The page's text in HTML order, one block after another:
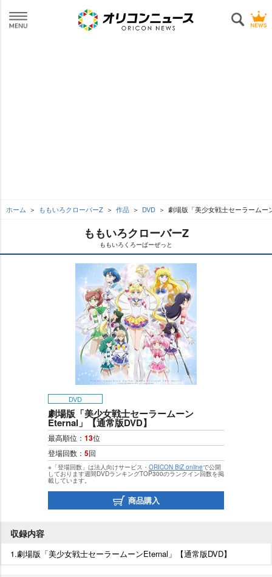
ホーム ももいろクローバーZ 作品 DVD 劇場版「美少女戦士セーラームー
ももいろクローバーZ
ももいろくろーばーぜっと
DVD
劇場版「美少女戦士セーラームーン
Eternal」【通常版DVD】
最高順位： 13位
登場回数： 5回
※「登場回数」は法人向けサービス・ ORICON BiZ onlineで公開
しております週間DVDランキングTOP300のランクイン回数を掲
載しています。
商品購入
収録内容
1.劇場版「美少女戦士セーラームーンEternal」【通常版DVD】